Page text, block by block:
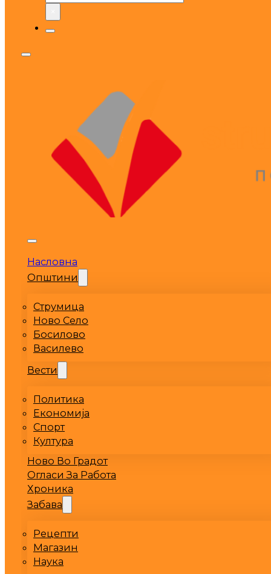
Насловна
Општини
Струмица
Ново Село
Босилово
Василево
Вести
Политика
Економија
Спорт
Култура
Ново Во Градот
Огласи За Работа
Хроника
Забава
Рецепти
Магазин
Наука